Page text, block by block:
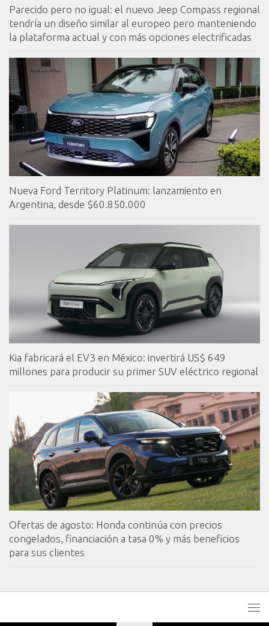
Parecido pero no igual: el nuevo Jeep Compass regional
tendría un diseño similar al europeo pero manteniendo
la plataforma actual y con más opciones electrificadas
Nueva Ford Territory Platinum: lanzamiento en
Argentina, desde $60.850.000
Kia fabricará el EV3 en México: invertirá US$ 649
millones para producir su primer SUV eléctrico regional
Ofertas de agosto: Honda continúa con precios
congelados, financiación a tasa 0% y más beneficios
para sus clientes